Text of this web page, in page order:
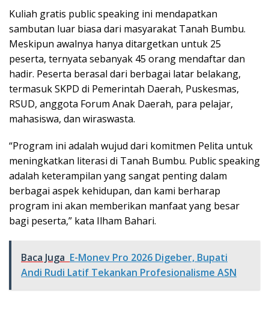
Kuliah gratis public speaking ini mendapatkan
sambutan luar biasa dari masyarakat Tanah Bumbu.
Meskipun awalnya hanya ditargetkan untuk 25
peserta, ternyata sebanyak 45 orang mendaftar dan
hadir. Peserta berasal dari berbagai latar belakang,
termasuk SKPD di Pemerintah Daerah, Puskesmas,
RSUD, anggota Forum Anak Daerah, para pelajar,
mahasiswa, dan wiraswasta.
“Program ini adalah wujud dari komitmen Pelita untuk
meningkatkan literasi di Tanah Bumbu. Public speaking
adalah keterampilan yang sangat penting dalam
berbagai aspek kehidupan, dan kami berharap
program ini akan memberikan manfaat yang besar
bagi peserta,” kata Ilham Bahari.
Baca Juga E-Monev Pro 2026 Digeber, Bupati
Andi Rudi Latif Tekankan Profesionalisme ASN